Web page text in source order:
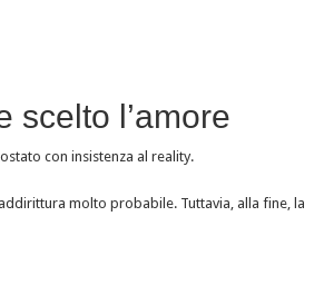
scelto l’amore
con insistenza al reality.
molto probabile. Tuttavia, alla fine, la